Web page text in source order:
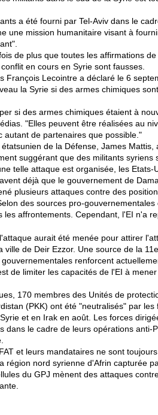
a été fourni par Tel-Aviv dans le
une mission humanitaire visant à
de plus que toutes les affirmations
en cours en Syrie sont fausses.
François Lecointre a déclaré le 6
la Syrie si des armes chimiques
si des armes chimiques étaient à
"Elles peuvent être réalisées au
autant de partenaires que possible."
de la Défense, James
suggérant que des militants syriens
telle attaque est organisée, les
déjà que le gouvernement de
plusieurs attaques contre des
des sources pro-
affrontements. Cependant, l'EI n'a
aurait été menée pour attirer
ville de Deir Ezzor. Une source de la
renforcent
de limiter les capacités de l'EI à
170 membres des Unités de
(PKK) ont été "neutralisés" par
et en Irak en août. Les forces
dans le cadre de leurs opérations anti-
et leurs mandataires ne sont
région nord syrienne d'Afrin capturée
du GPJ mènent des attaques